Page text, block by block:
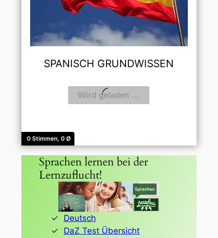
0 Stimmen, 0 Ø
SPANISCH GRUNDWISSEN
Sprachen lernen bei der
Lernzuflucht!
Deutsch
DaZ Test Übersicht